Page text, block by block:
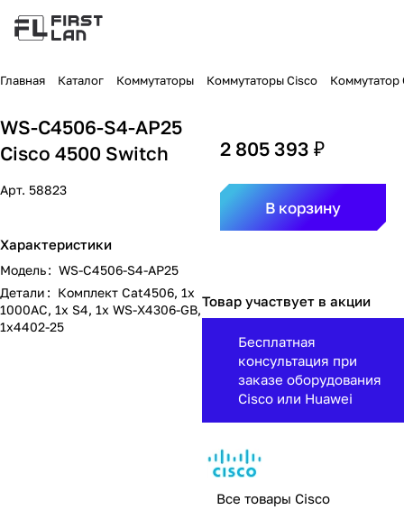
Главная Каталог Коммутаторы Коммутаторы Cisco Коммутатор
WS-C4506-S4-AP25
Cisco 4500 Switch
Арт. 58823
Характеристики
Модель: WS-C4506-S4-AP25
Детали: Комплект Cat4506, 1x
1000AC, 1x S4, 1x WS-X4306-GB,
1x4402-25
2 805 393 ₽
В корзину
Товар участвует в акции
Бесплатная
консультация при
заказе оборудования
Cisco или Huawei
Все товары Cisco